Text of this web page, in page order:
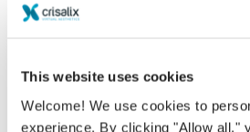
This website uses cookies
Welcome! We use cookies to
experience. By clicking "Allow all,"